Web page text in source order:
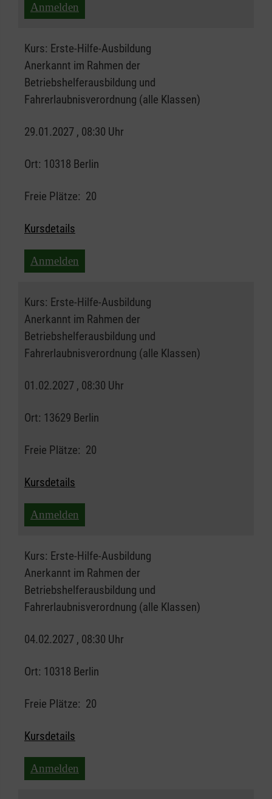
Anmelden
Kurs: Erste-Hilfe-Ausbildung
Anerkannt im Rahmen der
Betriebshelferausbildung und
Fahrerlaubnisverordnung (alle Klassen)
29.01.2027 , 08:30 Uhr
Ort: 10318 Berlin
Freie Plätze: 20
Kursdetails
Anmelden
Kurs: Erste-Hilfe-Ausbildung
Anerkannt im Rahmen der
Betriebshelferausbildung und
Fahrerlaubnisverordnung (alle Klassen)
01.02.2027 , 08:30 Uhr
Ort: 13629 Berlin
Freie Plätze: 20
Kursdetails
Anmelden
Kurs: Erste-Hilfe-Ausbildung
Anerkannt im Rahmen der
Betriebshelferausbildung und
Fahrerlaubnisverordnung (alle Klassen)
04.02.2027 , 08:30 Uhr
Ort: 10318 Berlin
Freie Plätze: 20
Kursdetails
Anmelden